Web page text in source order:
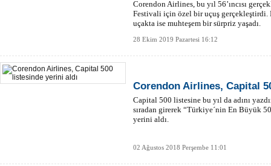
Corendon Airlines, bu yıl 56’ıncısı
Festivali için özel bir uçuş gerçekleştirdi.
uçakta ise muhteşem bir sürpriz yaşadı.
28 Ekim 2019 Pazartesi 16:12
Corendon Airlines, Capital
Capital 500 listesine bu yıl da adını
sıradan girerek “Türkiye´nin En Büyük
yerini aldı.
02 Ağustos 2018 Perşembe 11:01